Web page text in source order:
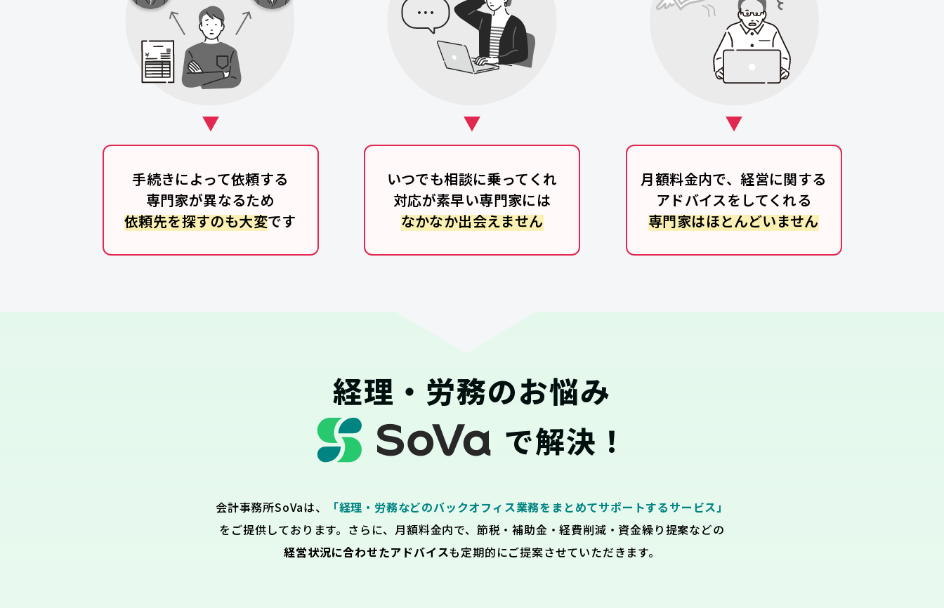
手続きによって依頼する
専門家が異なるため
依頼先を探すのも大変です
いつでも相談に乗ってくれ
対応が素早い専門家には
なかなか出会えません
月額料金内で、経営に関する
アドバイスをしてくれる
専門家はほとんどいません
経理・労務のお悩み
で解決！
会計事務所SoVaは、
「経理・労務などのバックオフィス業務をまとめてサポートするサービス」
をご提供しております。さらに、月額料金内で、節税・補助金・経費削減・資金繰り提案などの
経営状況に合わせたアドバイスも定期的にご提案させていただきます。